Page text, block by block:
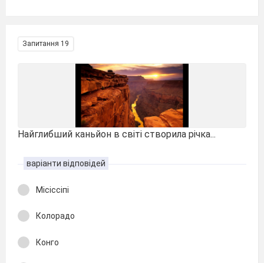
Запитання 19
Найглибший каньйон в світі створила річка...
варіанти відповідей
Місіссіпі
Колорадо
Конго